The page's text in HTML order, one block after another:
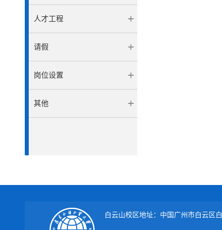
人才工程
请假
岗位设置
其他
白云山校区地址：中国广州市白云区